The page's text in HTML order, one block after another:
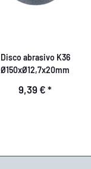
Disco abrasivo K36
Ø150xØ12,7x20mm
9,39 € *